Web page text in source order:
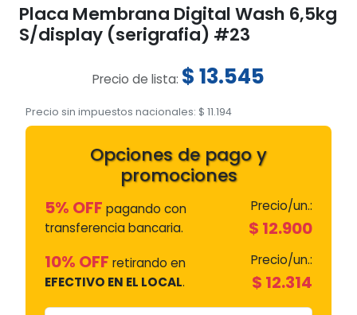
Placa Membrana Digital Wash 6,5kg
S/display (serigrafia) #23
Precio de lista: $13.545
Precio sin impuestos nacionales: $ 11.194
Opciones de pago y
promociones
5% OFF pagando con
transferencia bancaria.
Precio/un.:
$ 12.900
10% OFF retirando en
EFECTIVO EN EL LOCAL.
Precio/un.:
$ 12.314